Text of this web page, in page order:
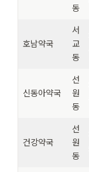
동
호남약국
서
교
동
신동아약국
선
원
동
건강약국
선
원
동